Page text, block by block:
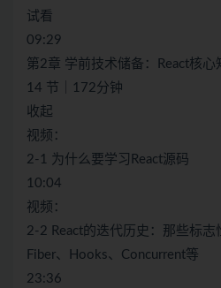
试看
09:29
第2章 学前技术储备：React核心
14 节｜172分钟
收起
视频：
2-1 为什么要学习React源码
10:04
视频：
2-2 React的迭代历史：那些标志
Fiber、Hooks、Concurrent等
23:36